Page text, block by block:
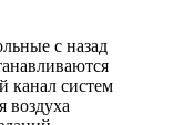
с назад
канал систем
воздуха